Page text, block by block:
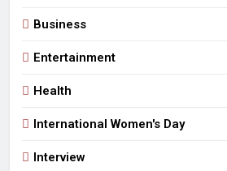
Business
Entertainment
Health
International Women's Day
Interview